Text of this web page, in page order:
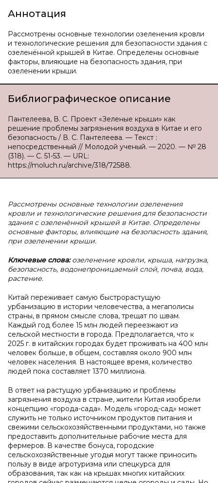
Аннотация
Рассмотрены основные технологии озеленения кровли
и технологические решения для безопасности здания с
озеленённой крышей в Китае. Определены основные
факторы, влияющие на безопасность здания, при
озеленении крыши.
Библиографическое описание
Пантелеева, В. С. Проект «Зеленые крыши» как
решение проблемы загрязнения воздуха в Китае и его
безопасность / В. С. Пантелеева. — Текст :
непосредственный // Молодой ученый. — 2020. — № 28
(318). — С. 51-53. — URL:
https://moluch.ru/archive/318/72588.
Рассмотрены основные технологии озеленения
кровли и технологические решения для безопасности
здания с озеленённой крышей в Китае. Определены
основные факторы, влияющие на безопасность здания,
при озеленении крыши.
Ключевые слова:озеленение кровли, крыша, нагрузка,
безопасность, водонепроницаемый слой, почва, вода,
растение.
Китай переживает самую быстрорастущую
урбанизацию в истории человечества, а мегаполисы
страны, в прямом смысле слова, трещат по швам.
Каждый год более 15 млн людей переезжают из
сельской местности в города. Предполагается, что к
2025 г. в китайских городах будет проживать на 400 млн
человек больше, в общем, составляя около 900 млн
человек населения. В настоящее время, количество
людей пока составляет 1370 миллиона.
В ответ на растущую урбанизацию и проблемы
загрязнения воздуха в стране, жители Китая изобрели
концепцию «города-сада». Модель «город-сад» может
служить не только источником продуктов питания и
свежими сельскохозяйственными продуктами, но также
предоставить дополнительные рабочие места для
фермеров. В качестве бонуса, городские
сельскохозяйственные угодья могут также приносить
пользу в виде агротуризма или спецкурса для
образования, так как на крышах многих китайских